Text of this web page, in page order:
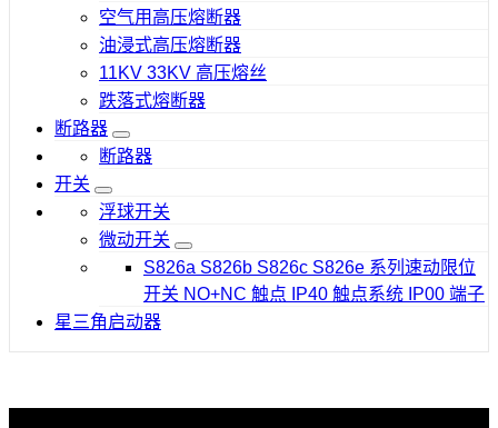
空气用高压熔断器
油浸式高压熔断器
11KV 33KV 高压熔丝
跌落式熔断器
断路器
断路器
开关
浮球开关
微动开关
S826a S826b S826c S826e 系列速动限位
开关 NO+NC 触点 IP40 触点系统 IP00 端子
星三角启动器